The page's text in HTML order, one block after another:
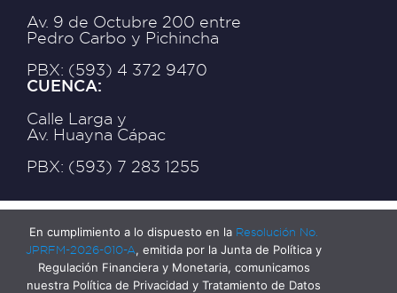
Av. 9 de Octubre 200 entre
Pedro Carbo y Pichincha
PBX: (593) 4 372 9470
CUENCA:
Calle Larga y
Av. Huayna Cápac
PBX: (593) 7 283 1255
En cumplimiento a lo dispuesto en la Resolución No.
JPRFM-2026-010-A, emitida por la Junta de Política y
Regulación Financiera y Monetaria, comunicamos
nuestra Política de Privacidad y Tratamiento de Datos